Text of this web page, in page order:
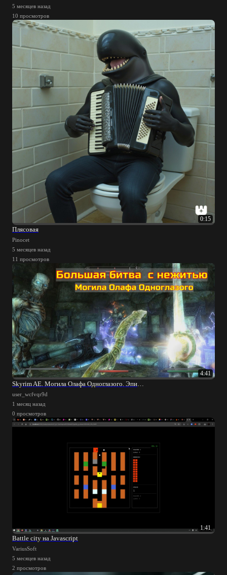
5 месяцев назад
10 просмотров
0:15
Плясовая
Pinocet
5 месяцев назад
11 просмотров
4:41
Skyrim AE. Могила Олафа Одноглазого. Эпичный бой
user_wcfvqr9d
1 месяц назад
0 просмотров
1:41
Battle city на Javascript
VariusSoft
5 месяцев назад
2 просмотров